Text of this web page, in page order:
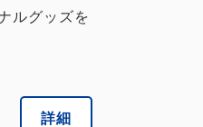
ルグッズを
詳細